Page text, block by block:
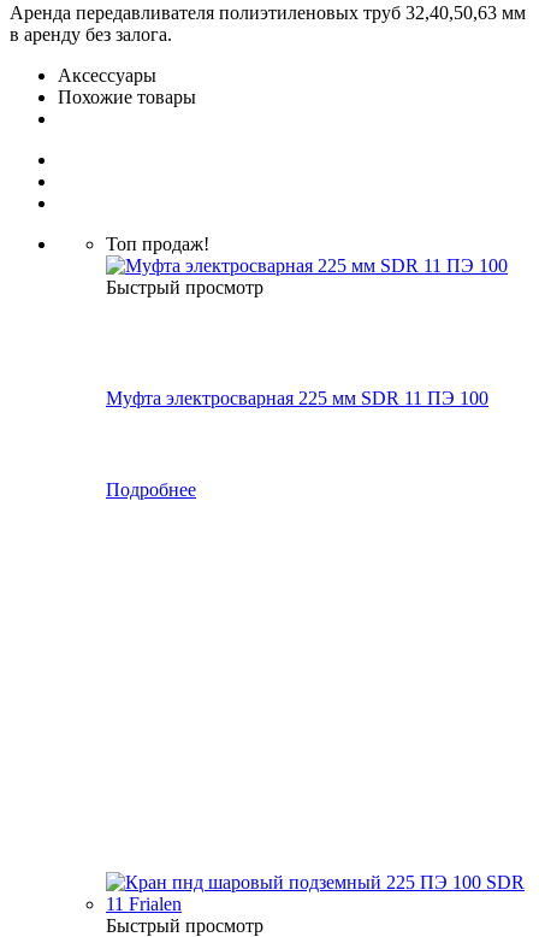
Аренда передавливателя полиэтиленовых труб 32,40,50,63 мм
в аренду без залога.
Аксессуары
Похожие товары
Топ продаж!
Быстрый просмотр
Муфта электросварная 225 мм SDR 11 ПЭ 100
Подробнее
Быстрый просмотр